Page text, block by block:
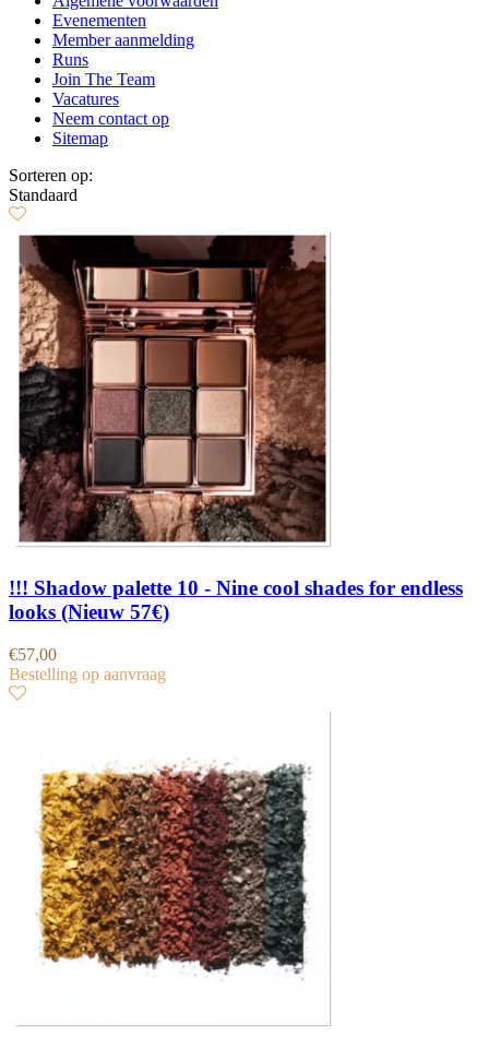
Evenementen
Member aanmelding
Runs
Join The Team
Vacatures
Neem contact op
Sitemap
Sorteren op:
Standaard
!!! Shadow palette 10 - Nine cool shades for endless
looks (Nieuw 57€)
€57,00
Bestelling op aanvraag